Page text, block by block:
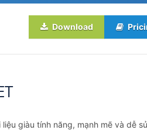
Download
giàu tính năng, mạnh mẽ và dễ